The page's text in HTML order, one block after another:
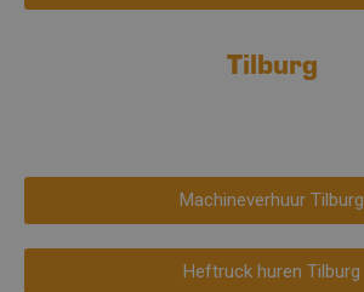
Tilburg
Machineverhuur Tilburg
Heftruck huren Tilburg